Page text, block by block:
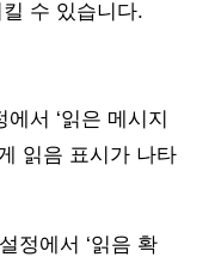
수 있습니다.
서 ‘읽은 메시지
읽음 표시가 나타
정에서 ‘읽음 확